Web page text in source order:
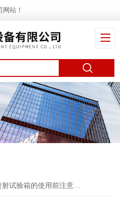
站！
的使用前注意事项及使用步骤分享